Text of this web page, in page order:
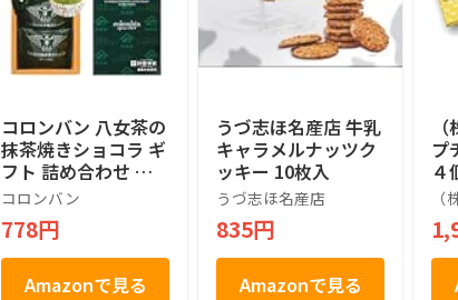
コロンバン 八女茶の
抹茶焼きショコラ ギ
フト 詰め合わせ 個
包装 プレゼント 土
産 お菓子 抹茶 焼き
ショコラ 5個入り
コロンバン
778円
Amazonで見る
うづ志ほ名産店 牛乳
キャラメルナッツク
ッキー 10枚入
うづ志ほ名産店
835円
Amazonで見る
プ
４
産
（